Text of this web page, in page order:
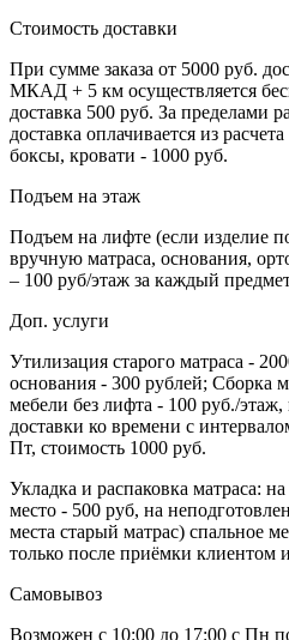
Стоимость доставки
При сумме заказа от 5000 руб.
МКАД + 5 км осуществляется
доставка 500 руб. За
доставка оплачивается из
боксы, кровати - 1000 руб.
Подъем на этаж
Подъем на лифте (если изделие
вручную матраса, основания,
– 100 руб/этаж за каждый
Доп. услуги
Утилизация старого матраса -
основания - 300 рублей; Сборка
мебели без лифта - 100 руб./этаж,
доставки ко времени с
Пт, стоимость 1000 руб.
Укладка и распаковка матраса:
место - 500 руб, на
места старый матрас) спальное
только после приёмки клиентом
Самовывоз
Возможен с 10:00 до 17:00 с Пн